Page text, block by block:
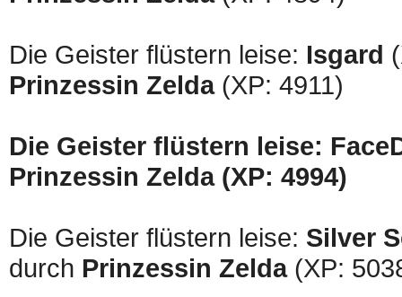
Die Geister flüstern leise: Isgard
Prinzessin Zelda (XP: 4911)
Die Geister flüstern leise:
Prinzessin Zelda (XP: 4994)
Die Geister flüstern leise: Silver
durch Prinzessin Zelda(XP: